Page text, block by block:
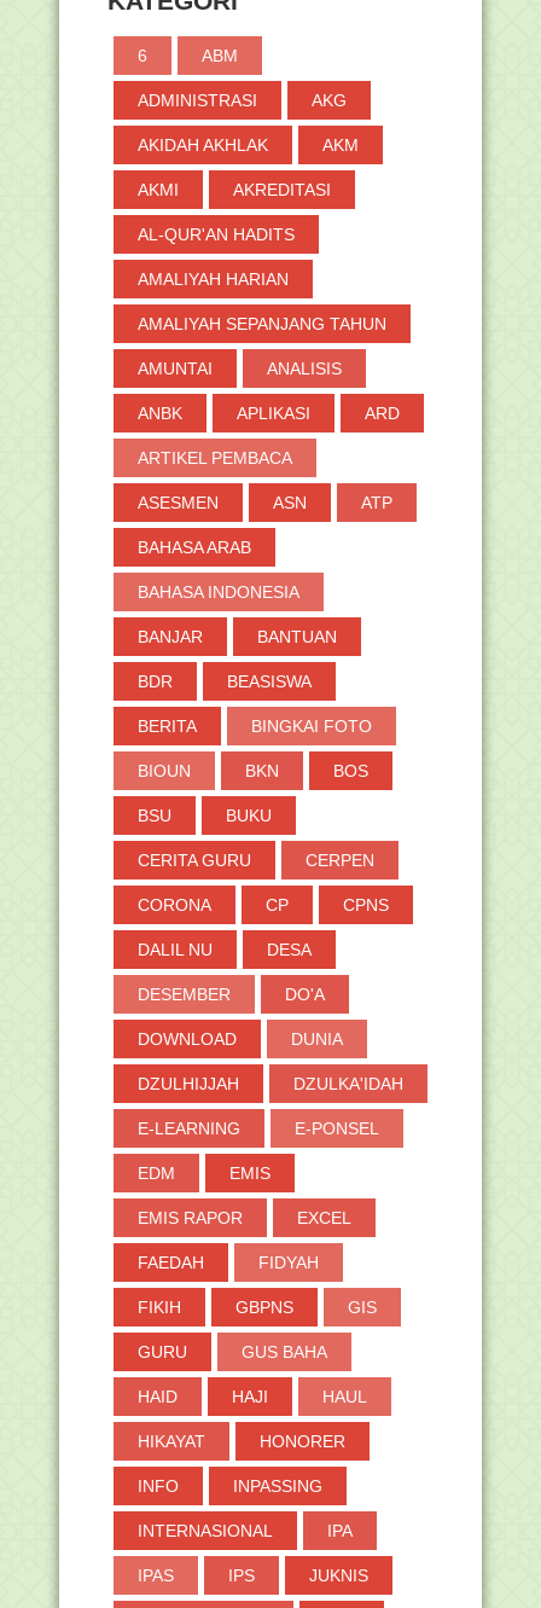
►Januari(14)
2017
►2016(2)
6 ABM
ADMINISTRASI AKG
AKIDAH AKHLAK AKM
AKMI AKREDITASI
AL-QUR'AN HADITS
AMALIYAH HARIAN
AMALIYAH SEPANJANG TAHUN
AMUNTAI ANALISIS
ANBK APLIKASI ARD
ARTIKEL PEMBACA
ASESMEN ASN ATP
BAHASA ARAB
BAHASA INDONESIA
BANJAR BANTUAN
BDR BEASISWA
BERITA BINGKAI FOTO
BIOUN BKN BOS
BSU BUKU
CERITA GURU CERPEN
CORONA CP CPNS
DALIL NU DESA
DESEMBER DO'A
DOWNLOAD DUNIA
DZULHIJJAH DZULKA'IDAH
E-LEARNING E-PONSEL
EDM EMIS
EMIS RAPOR EXCEL
FAEDAH FIDYAH
FIKIH GBPNS GIS
GURU GUS BAHA
HAID HAJI HAUL
HIKAYAT HONORER
INFO INPASSING
INTERNASIONAL IPA
IPAS IPS JUKNIS